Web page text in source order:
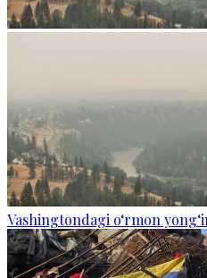
Vashingtondagi o‘rmon